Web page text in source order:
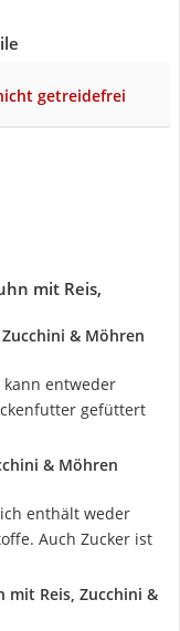
getreidefrei
mit Reis,
& Möhren
kann entweder
gefüttert
& Möhren
enthält weder
Auch Zucker ist
mit Reis, Zucchini &